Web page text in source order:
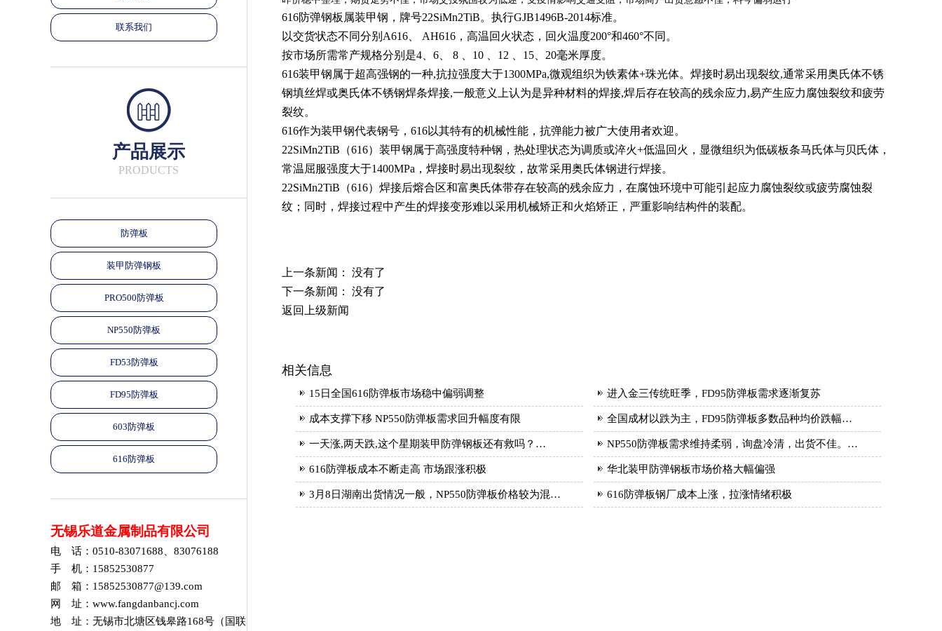
联系我们
产品展示
PRODUCTS
防弹板
装甲防弹钢板
PRO500防弹板
NP550防弹板
FD53防弹板
FD95防弹板
603防弹板
616防弹板
无锡乐道金属制品有限公司
电 话：0510-83071688、83076188
手 机：15852530877
邮 箱：15852530877@139.com
网 址：www.fangdanbancj.com
地 址：无锡市北塘区钱皋路168号（国联
616防弹钢板属装甲钢，牌号22SiMn2TiB。执行GJB1496B-2014标准。
以交货状态不同分别 A616 AH616 ，高温回火状态，回火温度200°和460°不同。
按市场所需常产规格分别是4 6 8 10 12 15 20毫米厚度。
616装甲钢属于超高强钢的一种,抗拉强度大于1300MPa,微观组织为铁素体+珠光体。焊接时易出现裂纹,通常采用奥氏体不锈
钢填丝焊或奥氏体不锈钢焊条焊接,一般意义上认为是异种材料的焊接,焊后存在较高的残余应力,易产生应力腐蚀裂纹和疲劳
裂纹。
616作为装甲钢代表钢号， 616以其特有的机械性能，抗弹能力被广大使用者欢迎。
22SiMn2TiB（616） 装甲钢属于高强度特种钢，热处理状态为调质或淬火+低温回火，显微组织为低碳板条马氏体与贝氏体，
常温屈服强度大于1400MPa ，焊接时易出现裂纹，故常采用奥氏体钢进行焊接。
22SiMn2TiB（616） 焊接后熔合区和富奥氏体带存在较高的残余应力，在腐蚀环境中可能引起应力腐蚀裂纹或疲劳腐蚀裂
纹；同时，焊接过程中产生的焊接变形难以采用机械矫正和火焰矫正，严重影响结构件的装配。
上一条新闻： 没有了
下一条新闻： 没有了
返回上级新闻
相关信息
15日全国616防弹板市场稳中偏弱调整 进入金三传统旺季，FD95防弹板需求逐渐复苏
成本支撑下移 NP550防弹板需求回升幅度有限 全国成材以跌为主，FD95防弹板多数品种均价跌幅…
一天涨,两天跌,这个星期装甲防弹钢板还有救吗？… NP550防弹板需求维持柔弱，询盘冷清，出货不佳。…
616防弹板成本不断走高 市场跟涨积极 华北装甲防弹钢板市场价格大幅偏强
3月8日湖南出货情况一般，NP550防弹板价格较为混… 616防弹板钢厂成本上涨，拉涨情绪积极